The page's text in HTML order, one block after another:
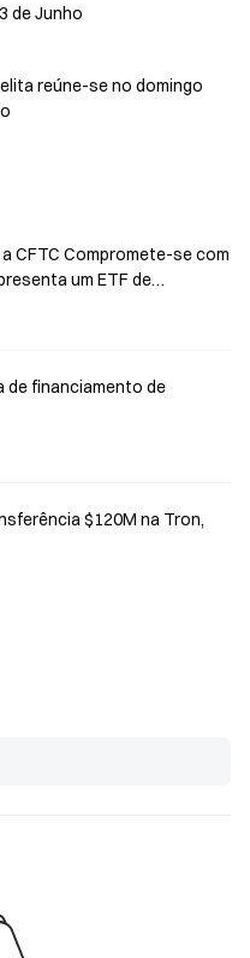
de Junho
reúne-se no domingo
CFTC Compromete-se com
um ETF de
$120M na Tron,